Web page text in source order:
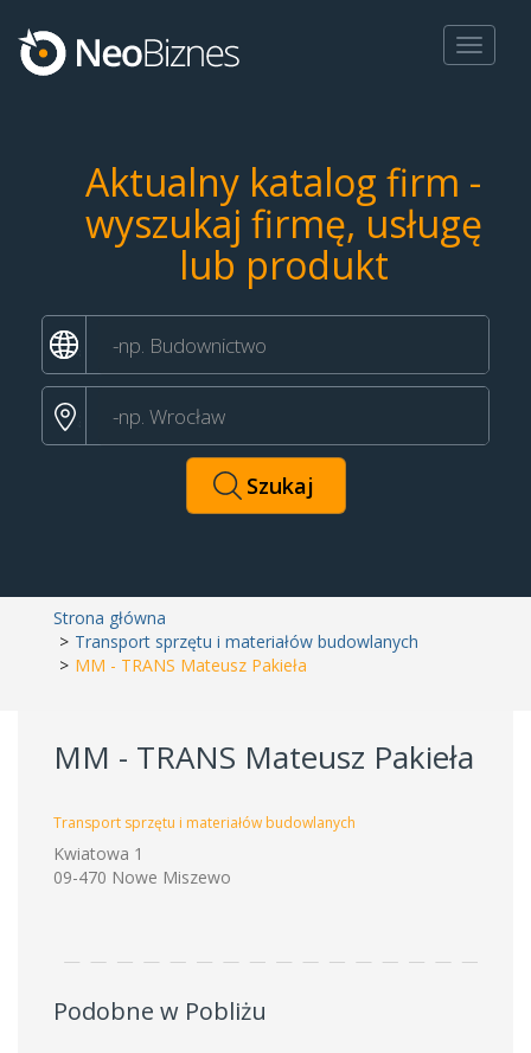
Toggle
Aktualny katalog firm -
wyszukaj firmę, usługę
lub produkt
Strona główna
Transport sprzętu i materiałów budowlanych
MM - TRANS Mateusz Pakieła
MM - TRANS Mateusz Pakieła
Transport sprzętu i materiałów budowlanych
Kwiatowa 1
09-470 Nowe Miszewo
Podobne w Pobliżu